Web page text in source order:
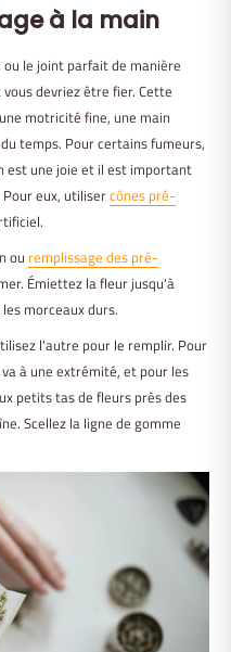
à la main
ou le joint parfait de manière
devriez être fier. Cette
motricité fine, une main
temps. Pour certains fumeurs,
est une joie et il est important
eux, utilisercônes pré-
ou remplissage des pré-
Émiettez la fleur jusqu'à
morceaux durs.
l'autre pour le remplir. Pour
à une extrémité, et pour les
petits tas de fleurs près des
Scellez la ligne de gomme